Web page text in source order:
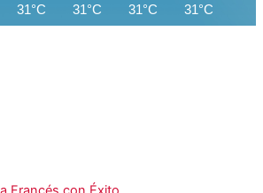
31°C 31°C 31°C 31°C